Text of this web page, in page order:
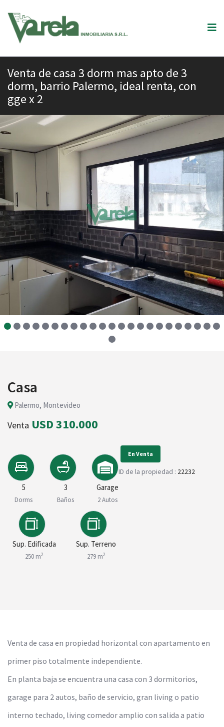
Venta de casa 3 dorm mas apto de 3
dorm, barrio Palermo, ideal renta, con
gge x 2
Casa
Palermo, Montevideo
Venta USD 310.000
5
Dorms
3
Baños
Garage
2 Autos
Sup. Edificada
250 m2
Sup. Terreno
279 m2
En Venta
ID de la propiedad : 22232
Venta de casa en propiedad horizontal con apartamento en
primer piso totalmente independiente.
En planta baja se encuentra una casa con 3 dormitorios,
garage para 2 autos, baño de servicio, gran living o patio
interno techado, living comedor amplio con salida a patio